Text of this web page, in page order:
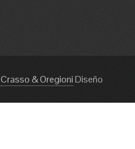
Crasso & OregioniDiseño